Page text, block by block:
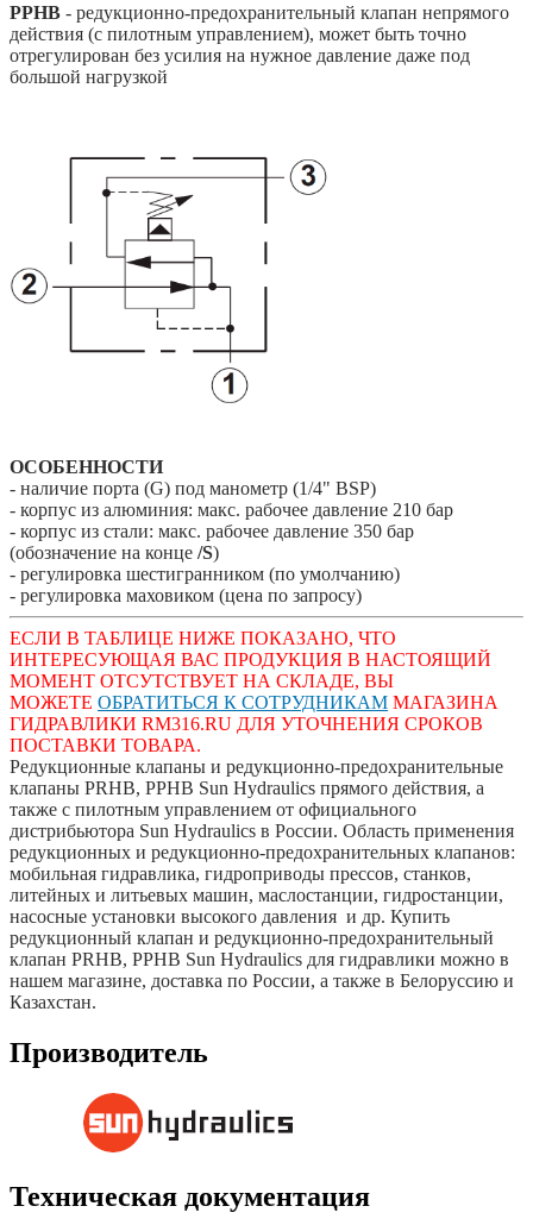
PPHB - редукционно-предохранительный клапан непрямого
действия (с пилотным управлением), может быть точно
отрегулирован без усилия на нужное давление даже под
большой нагрузкой
ОСОБЕННОСТИ
- наличие порта (G) под манометр (1/4" BSP)
- корпус из алюминия: макс. рабочее давление 210 бар
- корпус из стали: макс. рабочее давление 350 бар
(обозначение на конце /S)
- регулировка шестигранником (по умолчанию)
- регулировка маховиком (цена по запросу)
ЕСЛИ В ТАБЛИЦЕ НИЖЕ ПОКАЗАНО, ЧТО
ИНТЕРЕСУЮЩАЯ ВАС ПРОДУКЦИЯ В НАСТОЯЩИЙ
МОМЕНТ ОТСУТСТВУЕТ НА СКЛАДЕ, ВЫ
МОЖЕТЕ ОБРАТИТЬСЯ К СОТРУДНИКАМ МАГАЗИНА
ГИДРАВЛИКИ RM316.RU ДЛЯ УТОЧНЕНИЯ СРОКОВ
ПОСТАВКИ ТОВАРА.
Редукционные клапаны и редукционно-предохранительные
клапаны PRHB, PPHB Sun Hydraulics прямого действия, а
также с пилотным управлением от официального
дистрибьютора Sun Hydraulics в России. Область применения
редукционных и редукционно-предохранительных клапанов:
мобильная гидравлика, гидроприводы прессов, станков,
литейных и литьевых машин, маслостанции, гидростанции,
насосные установки высокого давления и др. Купить
редукционный клапан и редукционно-предохранительный
клапан PRHB, PPHB Sun Hydraulics для гидравлики можно в
нашем магазине, доставка по России, а также в Белоруссию и
Казахстан.
Производитель
Техническая документация